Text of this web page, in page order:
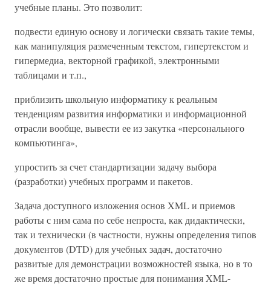
учебные планы. Это позволит:
подвести единую основу и логически связать такие темы,
как манипуляция размеченным текстом, гипертекстом и
гипермедиа, векторной графикой, электронными
таблицами и т.п.,
приблизить школьную информатику к реальным
тенденциям развития информатики и информационной
отрасли вообще, вывести ее из закутка «персонального
компьютинга»,
упростить за счет стандартизации задачу выбора
(разработки) учебных программ и пакетов.
Задача доступного изложения основ XML и приемов
работы с ним сама по себе непроста, как дидактически,
так и технически (в частности, нужны определения типов
документов (DTD) для учебных задач, достаточно
развитые для демонстрации возможностей языка, но в то
же время достаточно простые для понимания XML-